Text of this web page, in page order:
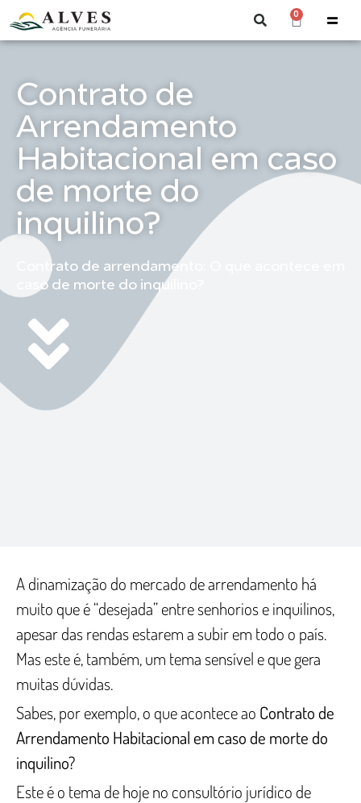
0
Contrato de
Arrendamento
Habitacional em caso
de morte do
inquilino?
Contrato de arrendamento: O que acontece em
caso de morte do inquilino?​
A dinamização do mercado de arrendamento há
muito que é “desejada” entre senhorios e inquilinos,
apesar das rendas estarem a subir em todo o país.
Mas este é, também, um tema sensível e que gera
muitas dúvidas.
Sabes, por exemplo, o que acontece ao Contrato de
Arrendamento Habitacional em caso de morte do
inquilino?
Este é o tema de hoje no consultório jurídico de